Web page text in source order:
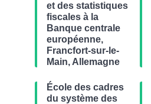
et des statistiques
fiscales à la
Banque centrale
européenne,
Francfort-sur-le-
Main, Allemagne
École des cadres
du système des